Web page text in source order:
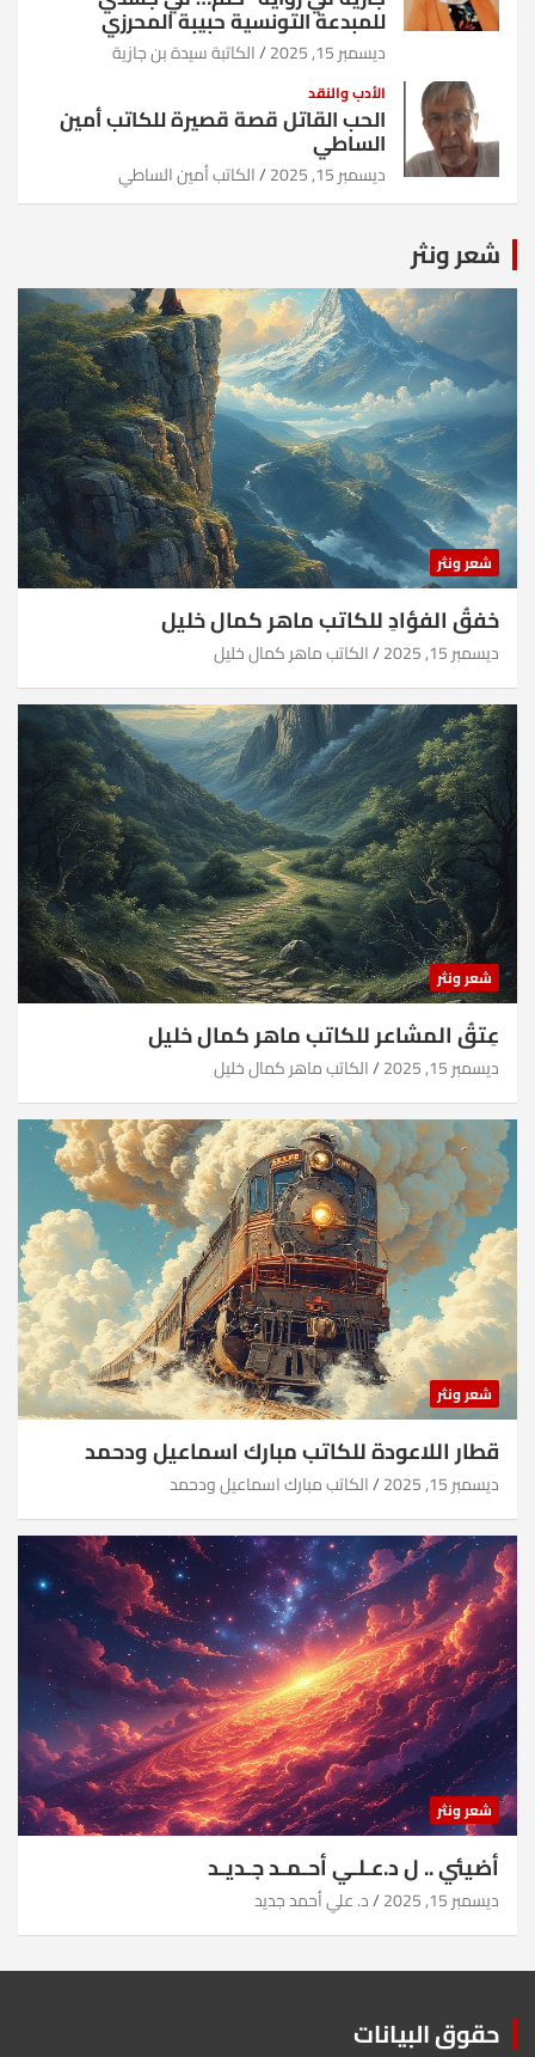
للمبدعة التونسية حبيبة المحرزي
ديسمبر 15, 2025 الكاتبة سيدة بن جازية
الأدب والنقد
الحب القاتل قصة قصيرة للكاتب أمين
الساطي
ديسمبر 15, 2025 الكاتب أمين الساطي
شعر ونثر
شعر ونثر
خفقُ الفؤادِ للكاتب ماهر كمال خليل
ديسمبر 15, 2025 الكاتب ماهر كمال خليل
شعر ونثر
عِتقُ المشاعر للكاتب ماهر كمال خليل
ديسمبر 15, 2025 الكاتب ماهر كمال خليل
شعر ونثر
قطار اللاعودة للكاتب مبارك اسماعيل ودحمد
ديسمبر 15, 2025 الكاتب مبارك اسماعيل ودحمد
شعر ونثر
أضيئي .. ل د.عـلـي أحـمـد جـديـد
ديسمبر 15, 2025 د. علي أحمد جديد
حقوق البيانات